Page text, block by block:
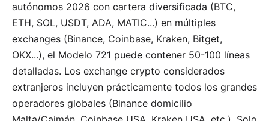
autónomos 2026 con cartera diversificada (BTC,
ETH, SOL, USDT, ADA, MATIC...) en múltiples
exchanges (Binance, Coinbase, Kraken, Bitget,
OKX...), el Modelo 721 puede contener 50-100 líneas
detalladas. Los exchange crypto considerados
extranjeros incluyen prácticamente todos los grandes
operadores globales (Binance domicilio